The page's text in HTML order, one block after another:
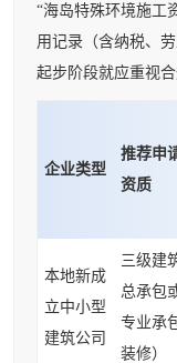
“海岛特殊环境施工
用记录（含纳税、
起步阶段就应重视
企业类型
推荐申
资质
本地新成
立中小型
建筑公司
三级建
总承包
专业承
装修）